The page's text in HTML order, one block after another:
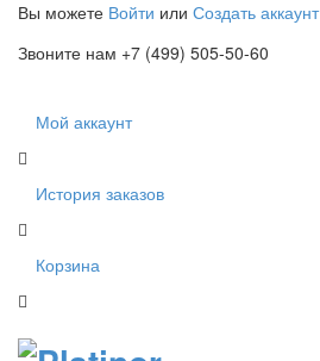
Вы можете Войти или Создать аккаунт
Звоните нам +7 (499) 505-50-60
Мой аккаунт
История заказов
Корзина